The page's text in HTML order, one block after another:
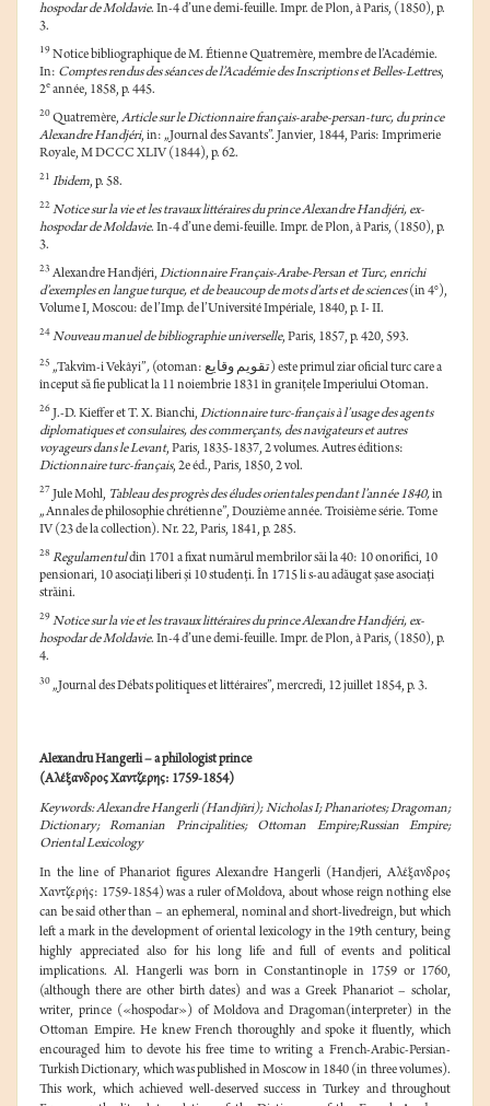
hospodar de Moldavie. In-4 d’une demi-feuille. Impr. de Plon, à Paris, (1850), p.
3.
19 Notice bibliographique de M. Étienne Quatremère, membre de l’Académie.
In: Comptes rendus des séances de l’Académie des Inscriptions et Belles-Lettres,
2e année, 1858, p. 445.
20 Quatremère, Article sur leDictionnaire français-arabe-persan-turc, du prince
Alexandre Handjéri, in: „Journal des Savants”. Janvier, 1844, Paris: Imprimerie
Royale, M DCCC XLIV (1844), p. 62.
21 Ibidem, p. 58.
22 Notice sur la vie et les travaux littéraires du prince Alexandre Handjéri, ex-
hospodar de Moldavie. In-4 d’une demi-feuille. Impr. de Plon, à Paris, (1850), p.
3.
23 Alexandre Handjéri, Dictionnaire Français-Arabe-Persan et Turc, enrichi
d’exemples en langue turque, et de beaucoup de mots d’arts et de sciences(in 4°),
Volume I, Moscou: de l’Imp. de l’Université Impériale, 1840, p. I- II.
24 Nouveau manuel de bibliographie universelle, Paris, 1857, p. 420, 593.
25 „Takvîm-i Vekâyi”, (otoman: تقویم وقایع
) este primul ziar oficial turc care a
început să fie publicat la 11 noiembrie 1831 în granițele Imperiului Otoman.
26 J.-D. Kieffer et T. X. Bianchi, Dictionnaire turc-français à l’usage des agents
diplomatiques et consulaires, des commerçants, des navigateurs et autres
voyageurs dans le Levant, Paris, 1835-1837, 2 volumes. Autres éditions:
Dictionnaire turc-français, 2e éd., Paris, 1850, 2 vol.
27 Jule Mohl, Tableau des progrès des éludes orientales pendant l’année 1840,in
„Annales de philosophie chrétienne”, Douzième année. Troisième série. Tome
IV (23 de la collection). Nr. 22, Paris, 1841, p. 285.
28 Regulamentuldin 1701 a fixat numărul membrilor săi la 40: 10 onorifici, 10
pensionari, 10 asociați liberi și 10 studenți. În 1715 li s-au adăugat șase asociați
străini.
29 Notice sur la vie et les travaux littéraires du prince Alexandre Handjéri, ex-
hospodar de Moldavie. In-4 d’une demi-feuille. Impr. de Plon, à Paris, (1850), p.
4.
30 „Journal des Débats politiques et littéraires”, mercredi, 12 juillet 1854, p. 3.
Alexandru Hangerli – a philologist prince
(Αλέξανδρος Χαντζερης: 1759-1854)
Keywords: Alexandre Hangerli (Handjйri); Nicholas I; Phanariotes; Dragoman;
Dictionary; Romanian Principalities; Ottoman Empire;Russian Empire;
Oriental Lexicology
In the line of Phanariot figures Alexandre Hangerli (Handjeri,Αλέξανδρος
Χαντζερής: 1759-1854) was a ruler of Moldova, about whose reign nothing else
can be said other than – an ephemeral, nominal and short-livedreign, but which
left a mark in the development of oriental lexicology in the 19th century, being
highly appreciated also for his long life and full of events and political
implications. Al. Hangerli was born in Constantinople in 1759 or 1760,
(although there are other birth dates) and was a Greek Phanariot – scholar,
writer, prince («hospodar») of Moldova and Dragoman(interpreter) in the
Ottoman Empire. He knew French thoroughly and spoke it fluently, which
encouraged him to devote his free time to writing a French-Arabic-Persian-
Turkish Dictionary, which was published in Moscow in 1840 (in three volumes).
This work, which achieved well-deserved success in Turkey and throughout